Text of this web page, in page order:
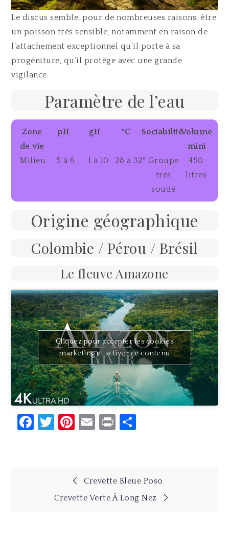
Le discus semble, pour de nombreuses raisons, être
un poisson très sensible, notamment en raison de
l’attachement exceptionnel qu’il porte à sa
progéniture, qu’il protège avec une grande
vigilance.
Paramètre de l’eau
Zone
de vie
pH gH °C SociabilitéVolume
mini
Milieu
5 à 6 1 à 10 28 à 32° Groupe
très
soudé
450
litres
Origine géographique
Colombie / Pérou / Brésil
Le fleuve Amazone
Cliquez pour accepter les cookies
marketing et activer ce contenu
Facebook
Twitter
Pinterest
EmailPrint
NavigationCrevette Bleue Poso
Crevette Verte À Long Nez